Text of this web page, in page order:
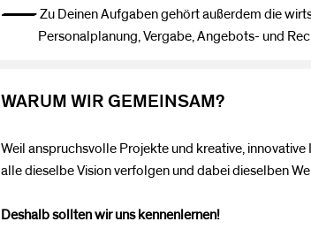
— Zu Deinen Aufgaben gehört außerdem die
Personalplanung, Vergabe, Angebots- und
WARUM WIR GEMEINSAM?
Weil anspruchsvolle Projekte und kreative,
alle dieselbe Vision verfolgen und dabei dieselben
Deshalb sollten wir uns kennenlernen!